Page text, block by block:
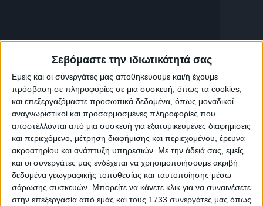
Σεβόμαστε την ιδιωτικότητά σας
Εμείς και οι συνεργάτες μας αποθηκεύουμε και/ή έχουμε
πρόσβαση σε πληροφορίες σε μια συσκευή, όπως τα cookies,
και επεξεργαζόμαστε προσωπικά δεδομένα, όπως μοναδικοί
αναγνωριστικοί και προσαρμοσμένες πληροφορίες που
αποστέλλονται από μια συσκευή για εξατομικευμένες διαφημίσεις
και περιεχόμενο, μέτρηση διαφήμισης και περιεχομένου, έρευνα
ακροατηρίου και ανάπτυξη υπηρεσιών. Με την άδειά σας, εμείς
και οι συνεργάτες μας ενδέχεται να χρησιμοποιήσουμε ακριβή
δεδομένα γεωγραφικής τοποθεσίας και ταυτοποίησης μέσω
σάρωσης συσκευών. Μπορείτε να κάνετε κλικ για να συναινέσετε
στην επεξεργασία από εμάς και τους 1733 συνεργάτες μας όπως
6 Φεβρουαρίου, 2024